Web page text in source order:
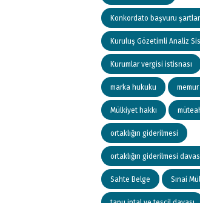
Konkordato başvuru
Kuruluş Gözetimli Analiz
Kurumlar vergisi istisnası
marka hukuku memur
Mülkiyet hakkı
ortaklığın giderilmesi
ortaklığın giderilmesi
Sahte Belge Sınai